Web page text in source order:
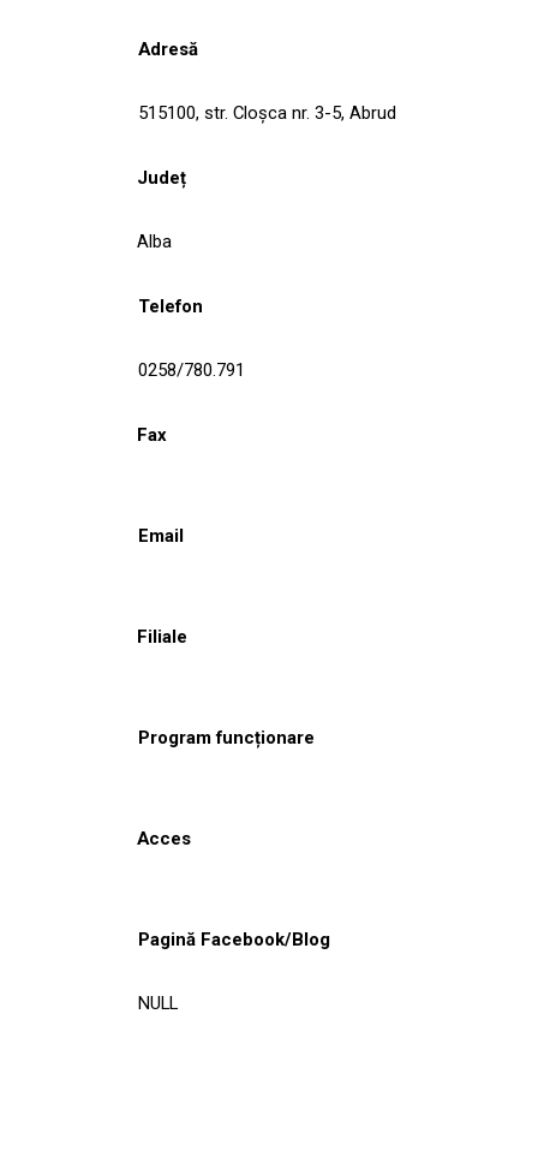
Adresă
515100, str. Cloşca nr. 3-5, Abrud
Județ
Alba
Telefon
0258/780.791
Fax
Email
Filiale
Program funcționare
Acces
Pagină Facebook/Blog
NULL